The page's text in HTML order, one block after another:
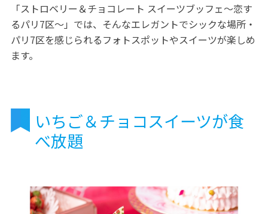
「ストロベリー＆チョコレート スイーツブッフェ～恋す
るパリ7区～」では、そんなエレガントでシックな場所・
パリ7区を感じられるフォトスポットやスイーツが楽しめ
ます。
いちご＆チョコスイーツが食
べ放題